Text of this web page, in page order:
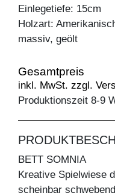
Einlegetiefe: 15cm
Holzart:
massiv, geölt
Gesamtpreis
inkl. MwSt. zzgl.
Produktionszeit 8-9
BETT SOMNIA
Kreative Spielwiese
scheinbar